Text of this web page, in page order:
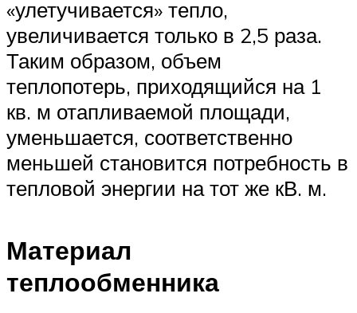
«улетучивается» тепло,
увеличивается только в 2,5 раза.
Таким образом, объем
теплопотерь, приходящийся на 1
кв. м отапливаемой площади,
уменьшается, соответственно
меньшей становится потребность в
тепловой энергии на тот же кВ. м.
Материал
теплообменника